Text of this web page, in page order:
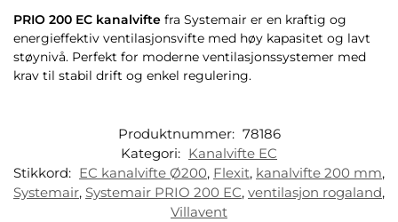
PRIO 200 EC kanalvifte fra Systemair er en kraftig og
energieffektiv ventilasjonsvifte med høy kapasitet og lavt
støynivå. Perfekt for moderne ventilasjonssystemer med
krav til stabil drift og enkel regulering.
Produktnummer: 78186
Kategori: Kanalvifte EC
Stikkord: EC kanalvifte Ø200, Flexit, kanalvifte 200 mm,
Systemair, Systemair PRIO 200 EC, ventilasjon rogaland,
Villavent